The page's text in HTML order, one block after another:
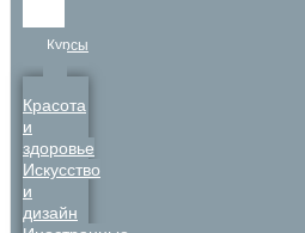
Курсы
Красота
и
здоровье
Искусство
и
дизайн